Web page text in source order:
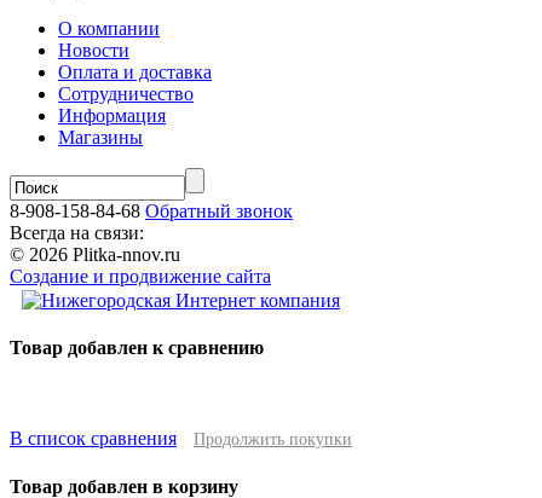
О компании
Новости
Оплата и доставка
Сотрудничество
Информация
Магазины
8-908-158-84-68 Обратный звонок
Всегда на связи:
© 2026 Plitka-nnov.ru
Создание и продвижение сайта
Товар добавлен к сравнению
В список сравнения Продолжить покупки
Товар добавлен в корзину